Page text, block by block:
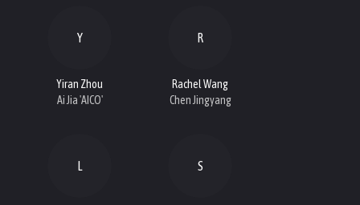
Y
Yiran Zhou
Ai Jia 'AICO'
R
Rachel Wang
Chen Jingyang
L S